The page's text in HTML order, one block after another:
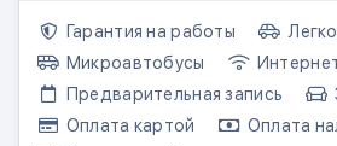
Гарантия на работы
Микроавтобусы
Предварительная запись
Оплата картой
Оплата